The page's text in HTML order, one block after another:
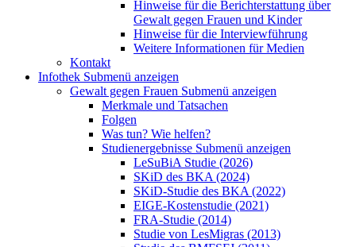
Hinweise für die Berichterstattung über
Gewalt gegen Frauen und Kinder
Hinweise für die Interviewführung
Weitere Informationen für Medien
Kontakt
Infothek Submenü anzeigen
Gewalt gegen Frauen Submenü anzeigen
Merkmale und Tatsachen
Folgen
Was tun? Wie helfen?
Studienergebnisse Submenü anzeigen
LeSuBiA Studie (2026)
SKiD des BKA (2024)
SKiD-Studie des BKA (2022)
EIGE-Kostenstudie (2021)
FRA-Studie (2014)
Studie von LesMigras (2013)